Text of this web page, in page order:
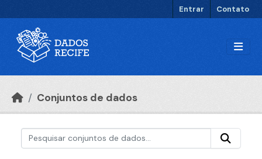
Entrar Contato
Conjuntos de dados